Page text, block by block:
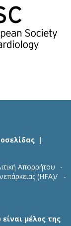
Απορρήτου
(HFA)/
μέλος της